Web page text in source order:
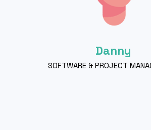
Danny
SOFTWARE & PROJECT